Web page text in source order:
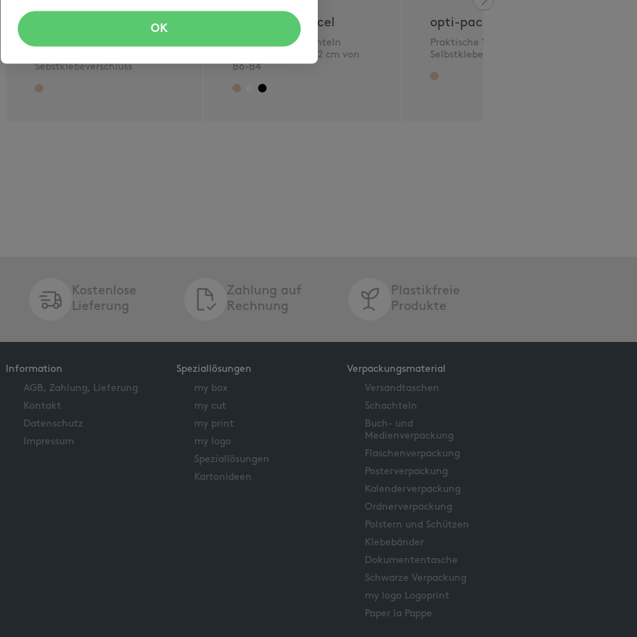
Sebstklebeverschluss
opti-letterparcel
Klappdeckelschachteln
briefpostkonform 2 cm von
B6-B4
opti-packbox
Praktische Versandbox mit
Selbstklebeverschluss
Kostenlose
Lieferung
Zahlung auf
Rechnung
Plastikfreie
Produkte
Information
AGB, Zahlung, Lieferung
Kontakt
Datenschutz
Impressum
Speziallösungen
my box
my cut
my print
my logo
Speziallösungen
Kartonideen
Verpackungsmaterial
Versandtaschen
Schachteln
Buch- und
Medienverpackung
Flaschenverpackung
Posterverpackung
Kalenderverpackung
Ordnerverpackung
Polstern und Schützen
Klebebänder
Dokumententasche
Schwarze Verpackung
my logo Logoprint
Paper la Pappe
OK